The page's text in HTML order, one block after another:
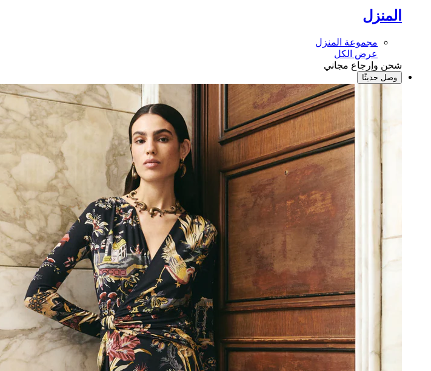
المنزل
مجموعة المنزل
عرض الكل
شحن وإرجاع مجاني
وصل حديثًا